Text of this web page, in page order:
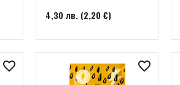
4,30 лв. (2,20 €)